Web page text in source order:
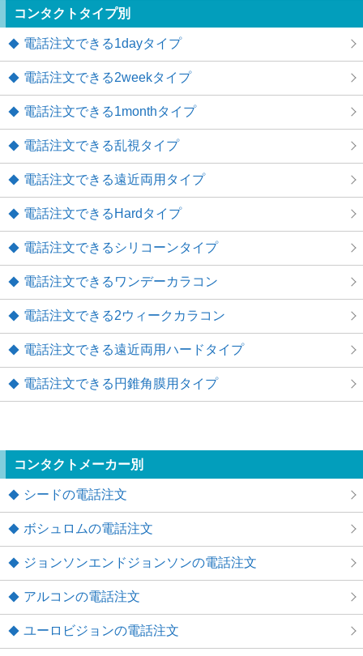
コンタクトタイプ別
電話注文できる1dayタイプ
電話注文できる2weekタイプ
電話注文できる1monthタイプ
電話注文できる乱視タイプ
電話注文できる遠近両用タイプ
電話注文できるHardタイプ
電話注文できるシリコーンタイプ
電話注文できるワンデーカラコン
電話注文できる2ウィークカラコン
電話注文できる遠近両用ハードタイプ
電話注文できる円錐角膜用タイプ
コンタクトメーカー別
シードの電話注文
ボシュロムの電話注文
ジョンソンエンドジョンソンの電話注文
アルコンの電話注文
ユーロビジョンの電話注文